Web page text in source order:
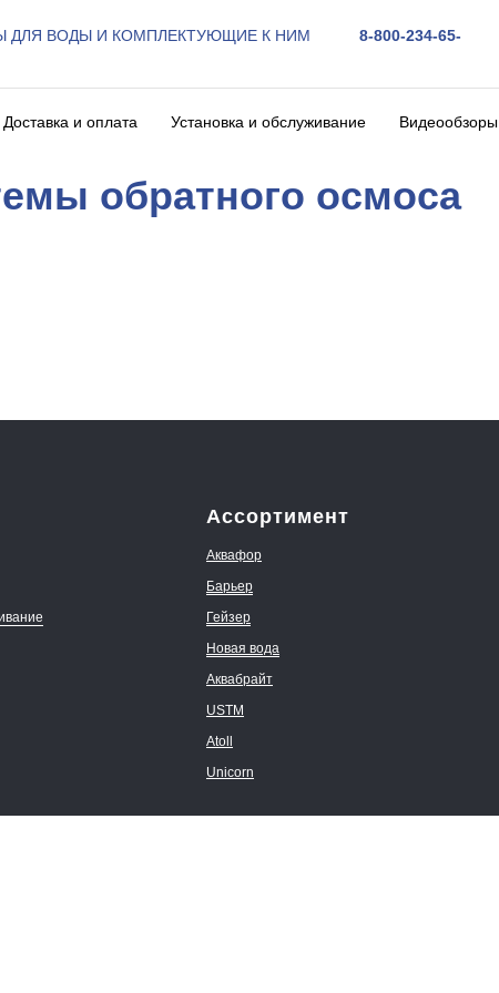
ДЛЯ ВОДЫ И КОМПЛЕКТУЮЩИЕ К НИМ 8-800-234-65-
Доставка и оплата Установка и обслуживание Видеообзоры
обратного осмоса
Ассортимент
Аквафор
Барьер
Гейзер
Новая вода
Аквабрайт
USTM
Atoll
Unicorn